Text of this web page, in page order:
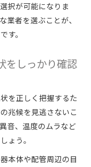
択が可能になりま
業者を選ぶことが、
す。
をしっかり確認
を正しく把握するた
兆候を見逃さないこ
音、温度のムラなど
ょう。
本体や配管周辺の目